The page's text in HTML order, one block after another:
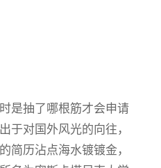
是抽了哪根筋才会申请
于对国外风光的向往，
简历沾点海水镀镀金，